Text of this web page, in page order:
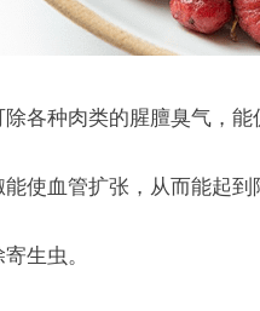
各种肉类的腥膻臭气，
使血管扩张，从而能起
生虫。